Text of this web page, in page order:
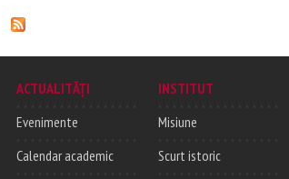
ACTUALITĂȚI
Evenimente
Calendar academic
INSTITUT
Misiune
Scurt istoric